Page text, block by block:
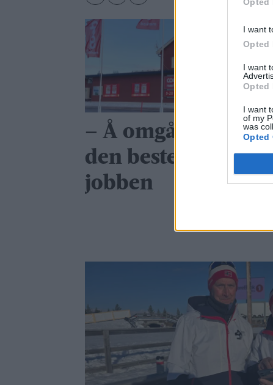
I want
Opted
I want
Opted
I want
of my
was
Opted
– Å omgås folk er
den beste delen av
jobben